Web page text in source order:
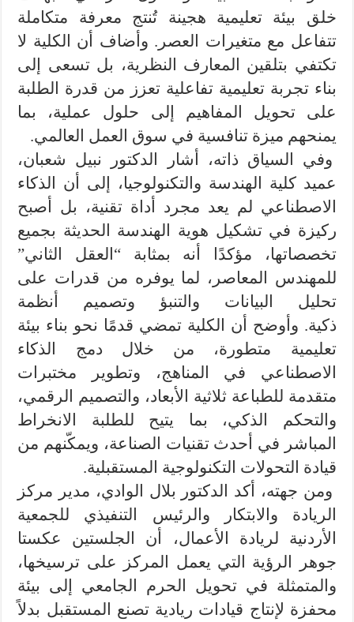
خلق بيئة تعليمية هجينة تُنتج معرفة متكاملة
تتفاعل مع متغيرات العصر. وأضاف أن الكلية لا
تكتفي بتلقين المعارف النظرية، بل تسعى إلى
بناء تجربة تعليمية تفاعلية تعزز من قدرة الطلبة
على تحويل المفاهيم إلى حلول عملية، بما
يمنحهم ميزة تنافسية في سوق العمل العالمي.
وفي السياق ذاته، أشار الدكتور نبيل شعبان،
عميد كلية الهندسة والتكنولوجيا، إلى أن الذكاء
الاصطناعي لم يعد مجرد أداة تقنية، بل أصبح
ركيزة في تشكيل هوية الهندسة الحديثة بجميع
تخصصاتها، مؤكدًا أنه بمثابة “العقل الثاني”
للمهندس المعاصر، لما يوفره من قدرات على
تحليل البيانات والتنبؤ وتصميم أنظمة
ذكية. وأوضح أن الكلية تمضي قدمًا نحو بناء بيئة
تعليمية متطورة، من خلال دمج الذكاء
الاصطناعي في المناهج، وتطوير مختبرات
متقدمة للطباعة ثلاثية الأبعاد، والتصميم الرقمي،
والتحكم الذكي، بما يتيح للطلبة الانخراط
المباشر في أحدث تقنيات الصناعة، ويمكّنهم من
قيادة التحولات التكنولوجية المستقبلية.
ومن جهته، أكد الدكتور بلال الوادي، مدير مركز
الريادة والابتكار والرئيس التنفيذي للجمعية
الأردنية لريادة الأعمال، أن الجلستين عكستا
جوهر الرؤية التي يعمل المركز على ترسيخها،
والمتمثلة في تحويل الحرم الجامعي إلى بيئة
محفزة لإنتاج قيادات ريادية تصنع المستقبل بدلاً